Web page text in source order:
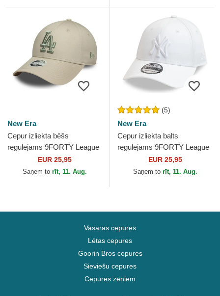
New Era
Cepur izliekta bēšs
regulējams 9FORTY League
Essential no Los Angeles
Dodgers MLB no New Era
EUR 25,95
Saņem to rīt, 11. Aug.
(5)
New Era
Cepur izliekta balts
regulējams 9FORTY League
Essential no New York
Yankees MLB no New Era
EUR 25,95
Saņem to rīt, 11. Aug.
Vasaras cepures
Lētas cepures
Goorin Bros cepures
Sieviešu cepures
Cepures zēniem